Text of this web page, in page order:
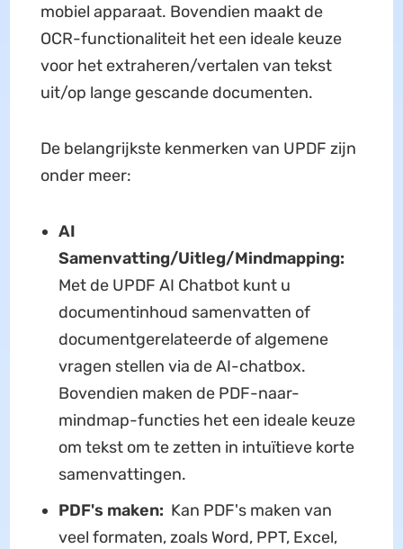
mobiel apparaat. Bovendien maakt de
OCR-functionaliteit het een ideale keuze
voor het extraheren/vertalen van tekst
uit/op lange gescande documenten.
De belangrijkste kenmerken van UPDF zijn
onder meer:
AI
Samenvatting/Uitleg/Mindmapping:
Met de UPDF AI Chatbot kunt u
documentinhoud samenvatten of
documentgerelateerde of algemene
vragen stellen via de AI-chatbox.
Bovendien maken de PDF-naar-
mindmap-functies het een ideale keuze
om tekst om te zetten in intuïtieve korte
samenvattingen.
PDF's maken: Kan PDF's maken van
veel formaten, zoals Word, PPT, Excel,